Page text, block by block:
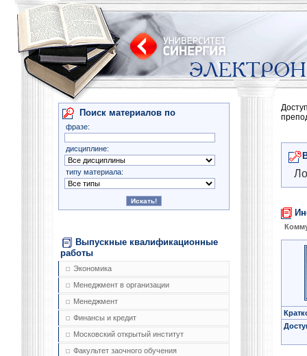
Поиск материалов по
фразе:
дисциплине:
типу материала:
Выпускные квалификационные
работы
Экономика
Менеджмент в организации
Менеджмент
Финансы и кредит
Московский открытый институт
Факультет заочного обучения